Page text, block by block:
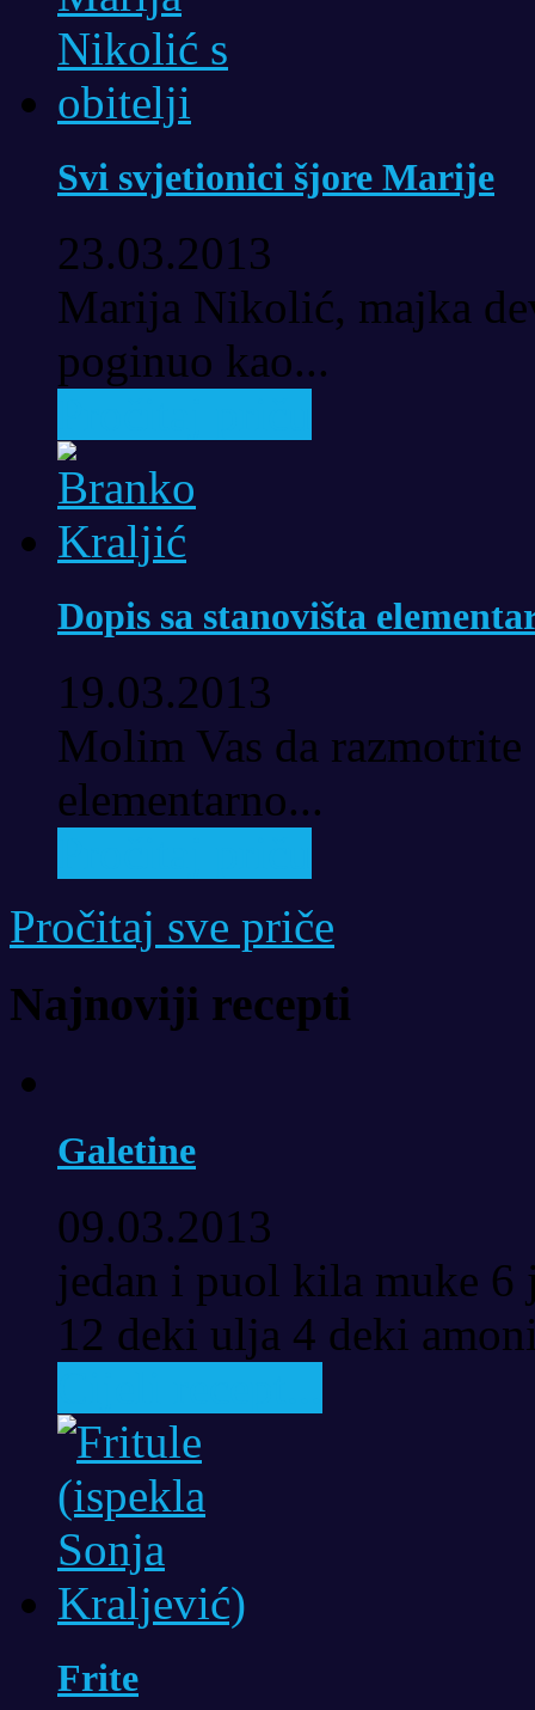
Svi svjetionici šjore Marije
23.03.2013
Marija Nikolić, majka
poginuo kao...
Dopis sa stanovišta
19.03.2013
Molim Vas da
elementarno...
Pročitaj sve priče
Najnoviji recepti
Galetine
09.03.2013
jedan i puol kila muke
12 deki ulja 4 deki
Frite